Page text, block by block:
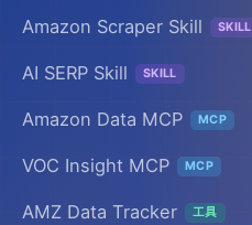
Amazon Scraper Skill SKILL
AI SERP Skill SKILL
Amazon Data MCP MCP
VOC Insight MCP MCP
AMZ Data Tracker 工具